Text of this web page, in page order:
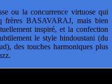
ou la concurrence virtuose qui
BASAVARAJ, mais bien
inspiré, et la confection
le style hindoustani (du
des touches harmoniques plus